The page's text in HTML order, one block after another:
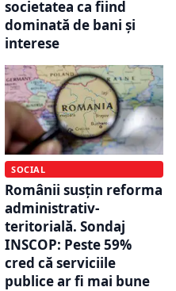
societatea ca fiind
dominată de bani și
interese
SOCIAL
Românii susțin reforma
administrativ-
teritorială. Sondaj
INSCOP: Peste 59%
cred că serviciile
publice ar fi mai bune